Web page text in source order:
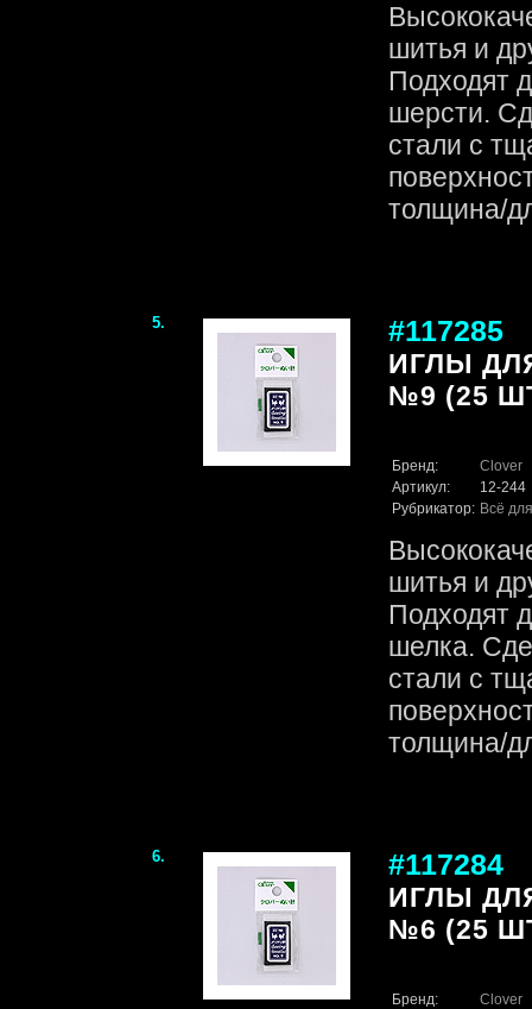
шитья и
Подходят
шерсти.
стали с
толщина/
5. #117285
ИГЛЫ
№9 (25
Бренд:
Clover
Артикул:
12-244
Рубрикатор: Всё
шитья и
Подходят
шелка.
стали с
толщина/
6. #117284
ИГЛЫ
№6 (25
Бренд:
Clover